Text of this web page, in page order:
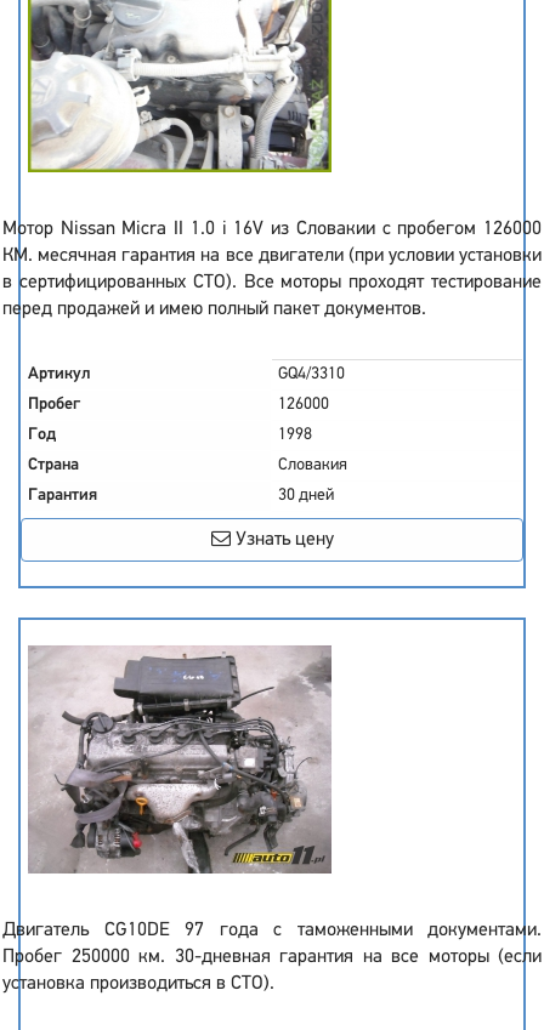
Мотор Nissan Micra II 1.0 i 16V из Словакии с пробегом 126000
КМ. месячная гарантия на все двигатели (при условии установки
в сертифицированных СТО). Все моторы проходят тестирование
перед продажей и имею полный пакет документов.
Артикул
GQ4/3310
Пробег
126000
Год
1998
Страна
Словакия
Гарантия
30 дней
Узнать цену
Двигатель CG10DE 97 года с таможенными документами.
Пробег 250000 км. 30-дневная гарантия на все моторы (если
установка производиться в СТО).